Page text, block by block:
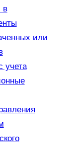
в
или
учета